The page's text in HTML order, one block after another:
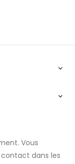


Vous
dans les